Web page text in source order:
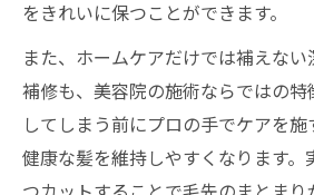
をきれいに保つことができます。
また、ホームケアだけでは補えな
補修も、美容院の施術ならではの
してしまう前にプロの手でケアを
健康な髪を維持しやすくなります。